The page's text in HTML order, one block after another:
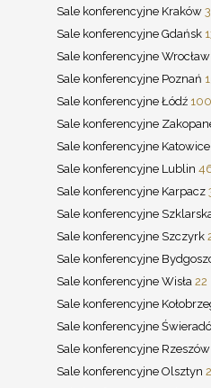
Sale konferencyjne Kraków
Sale konferencyjne Gdańsk
Sale konferencyjne Wrocław
Sale konferencyjne Poznań
Sale konferencyjne Łódź 100
Sale konferencyjne
Sale konferencyjne Katowice
Sale konferencyjne Lublin
Sale konferencyjne Karpacz
Sale konferencyjne
Sale konferencyjne Szczyrk
Sale konferencyjne
Sale konferencyjne Wisła 22
Sale konferencyjne
Sale konferencyjne
Sale konferencyjne Rzeszów
Sale konferencyjne Olsztyn